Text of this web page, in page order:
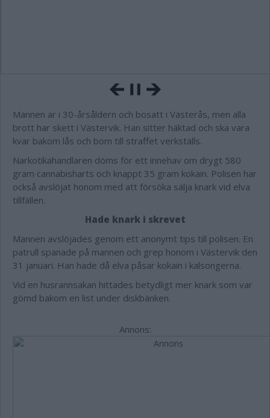
Mannen är i 30-årsåldern och bosatt i Västerås, men alla
brott har skett i Västervik. Han sitter häktad och ska vara
kvar bakom lås och bom till straffet verkställs.
Narkotikahandlaren döms för ett innehav om drygt 580
gram cannabisharts och knappt 35 gram kokain. Polisen har
också avslöjat honom med att försöka sälja knark vid elva
tillfällen.
Hade knark i skrevet
Mannen avslöjades genom ett anonymt tips till polisen. En
patrull spanade på mannen och grep honom i Västervik den
31 januari. Han hade då elva påsar kokain i kalsongerna.
Vid en husrannsakan hittades betydligt mer knark som var
gömd bakom en list under diskbänken.
Annons: